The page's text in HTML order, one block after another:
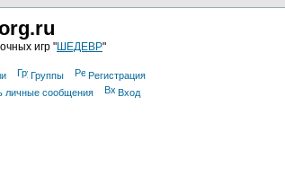
игр "ШЕДЕВР"
Группы
Регистрация
личные сообщения Вход